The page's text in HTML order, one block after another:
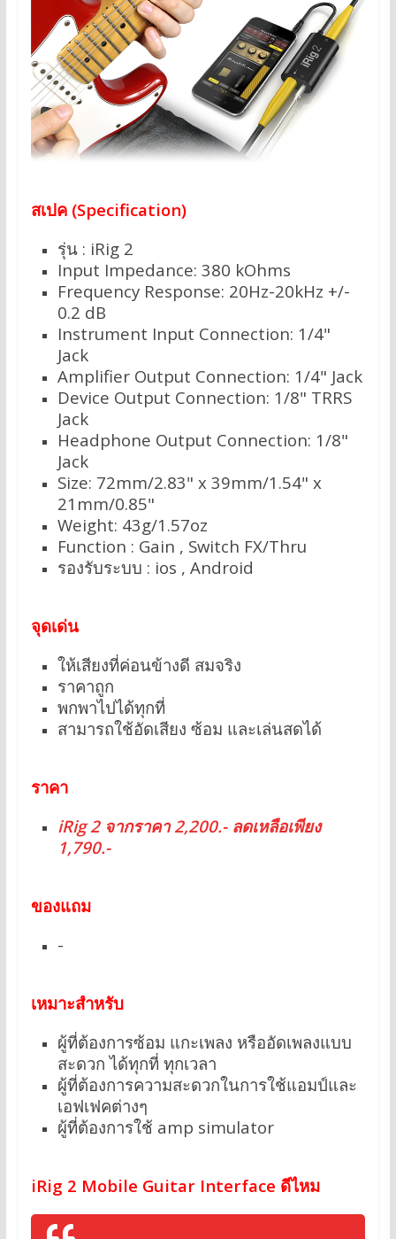
สเปค (Specification)
รุ่น : iRig 2
Input Impedance: 380 kOhms
Frequency Response: 20Hz-20kHz +/-
0.2 dB
Instrument Input Connection: 1/4"
Jack
Amplifier Output Connection: 1/4" Jack
Device Output Connection: 1/8" TRRS
Jack
Headphone Output Connection: 1/8"
Jack
Size: 72mm/2.83" x 39mm/1.54" x
21mm/0.85"
Weight: 43g/1.57oz
Function : Gain , Switch FX/Thru
รองรับระบบ : ios , Android
จุดเด่น
ให้เสียงที่ค่อนข้างดี สมจริง
ราคาถูก
พกพาไปได้ทุกที่
สามารถใช้อัดเสียง ซ้อม และเล่นสดได้
ราคา
iRig 2 จากราคา 2,200.- ลดเหลือเพียง
1,790.-
ของแถม
-
เหมาะสำหรับ
ผู้ที่ต้องการซ้อม แกะเพลง หรืออัดเพลงแบบ
สะดวก ได้ทุกที่ ทุกเวลา
ผู้ที่ต้องการความสะดวกในการใช้แอมป์และ
เอฟเฟคต่างๆ
ผู้ที่ต้องการใช้ amp simulator
iRig 2 Mobile Guitar Interface ดีไหม